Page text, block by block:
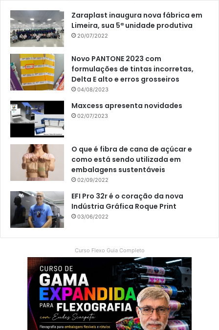
Zaraplast inaugura nova fábrica em
Limeira, sua 5ª unidade produtiva
20/07/2022
Novo PANTONE 2023 com
formulações de tintas incorretas,
Delta E alto e erros grosseiros
04/08/2023
Maxcess apresenta novidades
02/07/2023
O que é fibra de cana de açúcar e
como está sendo utilizada em
embalagens sustentáveis
02/09/2022
EFI Pro 32r é o coração da nova
Indústria Gráfica Roque Print
03/06/2022
Curso Flexo Guia Completo